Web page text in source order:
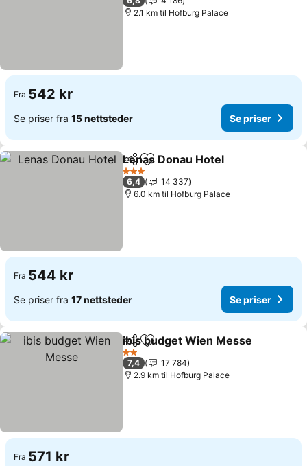
2.1 km til Hofburg Palace
Fra 542 kr
Se priser fra 15 nettsteder Se priser
Del Legg til i favoritter
Lenas Donau Hotel
3 Stjerner
6,4
14 337
6.0 km til Hofburg Palace
Fra 544 kr
Se priser fra 17 nettsteder Se priser
Del Legg til i favoritter
ibis budget Wien Messe
2 Stjerner
7,4
17 784
2.9 km til Hofburg Palace
Fra 571 kr